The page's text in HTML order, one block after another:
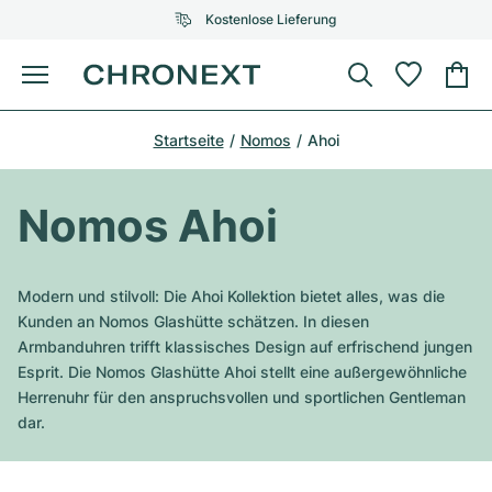
Kostenlose Lieferung
Menü
AUSGEWÄHLTE MARKEN
Alle Rolex Modelle
Top-Modelle
Omega
Alle Omega Modelle
Top-Modelle
Patek Philippe
Alle Patek Philippe Modelle
Audemars Piguet
Cartier
Schmuck
AUSGEWÄHLTE MARKEN
Tiffany
Louis Vuitton
Gebauer & Gebauer
Van Cleef & Arpels
Neuzugänge
Startseite Nomos Ahoi
Nomos Ahoi
Modern und stilvoll: Die Ahoi Kollektion bietet alles, was die
Kunden an Nomos Glashütte schätzen. In diesen
Armbanduhren trifft klassisches Design auf erfrischend jungen
Esprit. Die Nomos Glashütte Ahoi stellt eine außergewöhnliche
Herrenuhr für den anspruchsvollen und sportlichen Gentleman
dar.